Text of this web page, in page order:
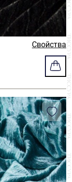
Свойства